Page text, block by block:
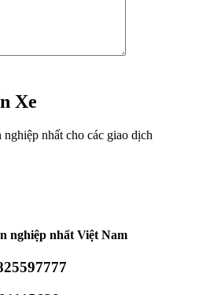
Xe
nhất cho các giao dịch
nghiệp nhất Việt Nam